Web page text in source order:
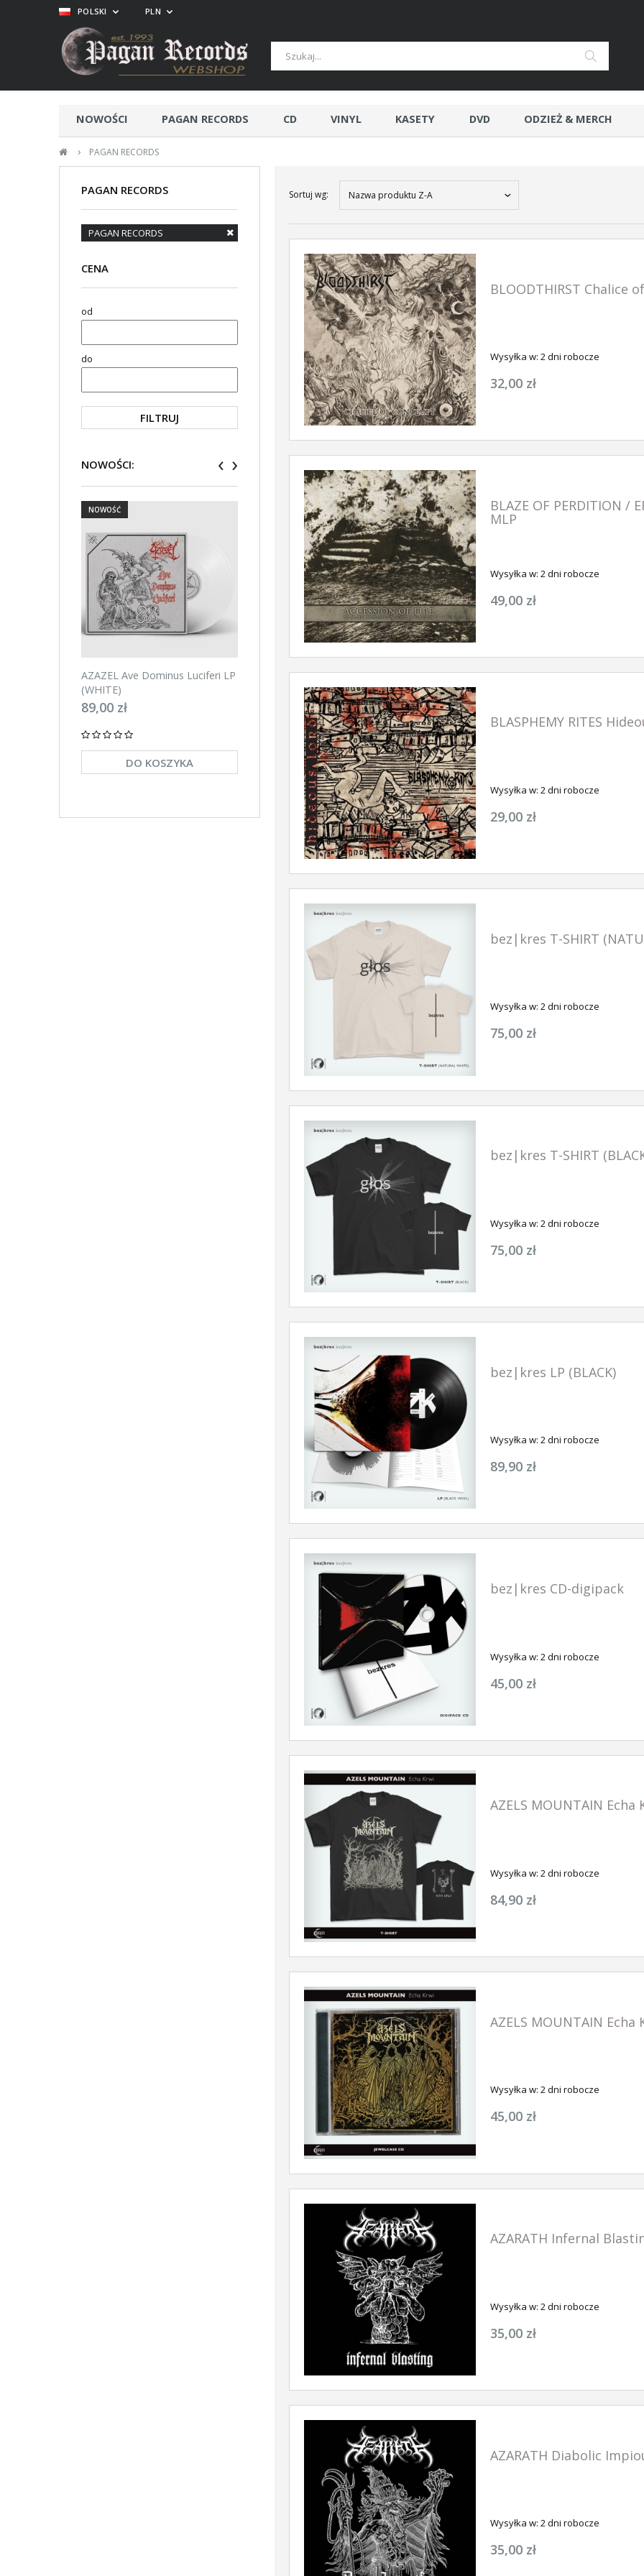
NOWOŚCI PAGAN RECORDS CD VINYL KASETY DVD ODZIEŻ & MERCH
› PAGAN RECORDS
POLSKI PLN
PAGAN RECORDS
PAGAN RECORDS
CENA
od
do
FILTRUJ
NOWOŚCI:
AZAZEL Ave Dominus Luciferi LP
(WHITE)
89,00 zł
DO KOSZYKA
NOWOŚĆ
AZAZEL Ave Dominus Luciferi LP
DO KOSZYKA
ABIGOR Apokalypse LP (BLACK)
79,90 zł
DO KOSZYKA
NOWOŚĆ
ABIGOR Orkblut -
Retaliation CD-
NOWOŚĆ
‹ ›
Sortuj wg: Nazwa produktu Z-A
BLOODTHIRST Chalice
Wysyłka w: 2 dni robocze
32,00 zł
BLAZE OF PERDITION /
MLP
Wysyłka w: 2 dni robocze
49,00 zł
BLASPHEMY RITES
Wysyłka w: 2 dni robocze
29,00 zł
bez|kres T-SHIRT
Wysyłka w: 2 dni robocze
75,00 zł
bez|kres T-SHIRT
Wysyłka w: 2 dni robocze
75,00 zł
bez|kres LP (BLACK)
Wysyłka w: 2 dni robocze
89,90 zł
bez|kres CD-digipack
Wysyłka w: 2 dni robocze
45,00 zł
AZELS MOUNTAIN Echa
Wysyłka w: 2 dni robocze
84,90 zł
AZELS MOUNTAIN Echa
Wysyłka w: 2 dni robocze
45,00 zł
AZARATH Infernal
Wysyłka w: 2 dni robocze
35,00 zł
AZARATH Diabolic
Wysyłka w: 2 dni robocze
35,00 zł